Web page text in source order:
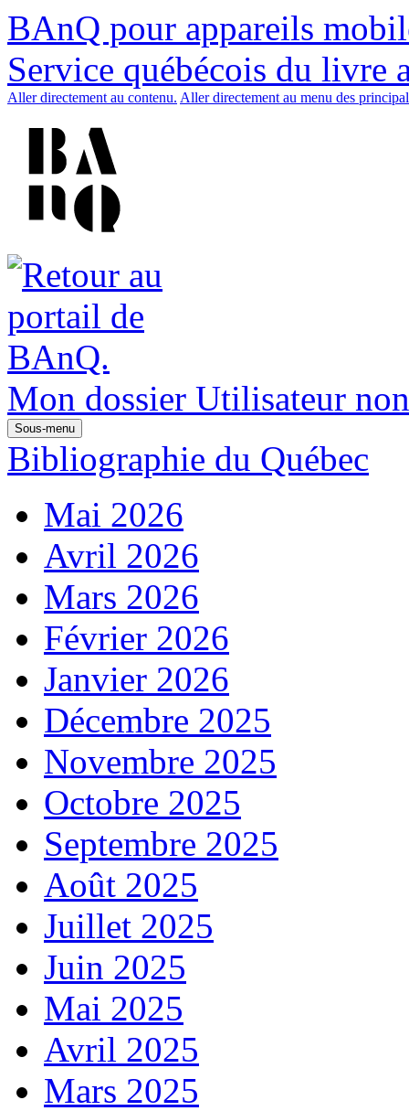
BAnQ pour appareils
Service québécois du livre
Aller directement au contenu. Aller directement au menu des
Mon dossier Utilisateur
Sous-menu
Bibliographie du Québec
Mai 2026
Avril 2026
Mars 2026
Février 2026
Janvier 2026
Décembre 2025
Novembre 2025
Octobre 2025
Septembre 2025
Août 2025
Juillet 2025
Juin 2025
Mai 2025
Avril 2025
Mars 2025